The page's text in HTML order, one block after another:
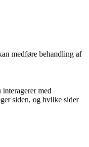
medføre behandling af
med
siden, og hvilke sider